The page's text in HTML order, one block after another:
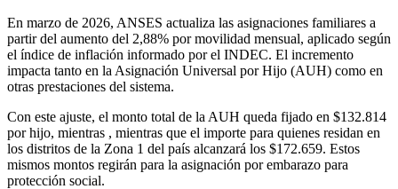
En marzo de 2026, ANSES actualiza las asignaciones familiares a
partir del aumento del 2,88% por movilidad mensual, aplicado según
el índice de inflación informado por el INDEC. El incremento
impacta tanto en la Asignación Universal por Hijo (AUH) como en
otras prestaciones del sistema.
Con este ajuste, el monto total de la AUH queda fijado en $132.814
por hijo, mientras , mientras que el importe para quienes residan en
los distritos de la Zona 1 del país alcanzará los $172.659. Estos
mismos montos regirán para la asignación por embarazo para
protección social.